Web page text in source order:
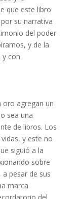
que este libro
su narrativa
del poder
y de la
y con
oro agregan un
sea una
de libros. Los
y este no
siguió a la
sobre
pesar de sus
marca